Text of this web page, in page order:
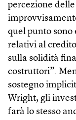
percezione
quel punto
relativi al
sulla solidità
costruttori”.
sostegno
Wright, gli
farà lo stesso